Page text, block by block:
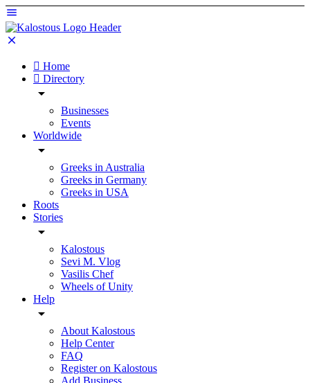
Home
Directory
Businesses
Events
Worldwide
Greeks in Australia
Greeks in Germany
Greeks in USA
Roots
Stories
Kalostous
Sevi M. Vlog
Vasilis Chef
Wheels of Unity
Help
About Kalostous
Help Center
FAQ
Register on Kalostous
Add Business